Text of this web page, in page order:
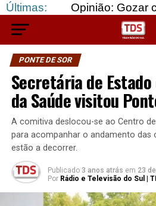
Últimas:
Opinião: Gozar com
PONTE DE SOR
Secretária de
da Saúde visitou
A comitiva deslocou-se ao Centro
para acompanhar o andamento das
estão a decorrer.
Publicado 3 anos atrás em 23
Por Rádio e Televisão do Sul |